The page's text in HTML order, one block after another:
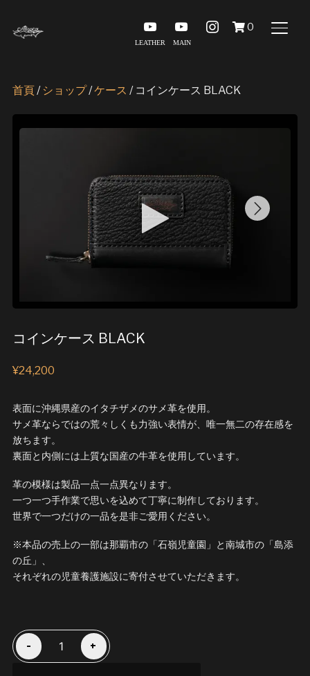
youtubeyoutubeinstagram
0
首頁/ ショップ/ケース / コインケース BLACK
コインケース BLACK
¥24,200
表面に沖縄県産のイタチザメのサメ革を使用。
サメ革ならではの荒々しくも力強い表情が、唯一無二の存在感を
放ちます。
裏面と内側には上質な国産の牛革を使用しています。
革の模様は製品一点一点異なります。
一つ一つ手作業で思いを込めて丁寧に制作しております。
世界で一つだけの一品を是非ご愛用ください。
※本品の売上の一部は那覇市の「石嶺児童園」と南城市の「島添
の丘」、
それぞれの児童養護施設に寄付させていただきます。
-
コ
イ
+